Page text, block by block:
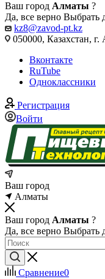
Ваш город Алматы ?
Да, все верно Выбрать
kz8@zavod-pt.kz
050000, Казахстан,
Вконтакте
RuTube
Одноклассники
Регистрация
Войти
Ваш город
Алматы
Ваш город Алматы ?
Да, все верно Выбрать
Сравнение0